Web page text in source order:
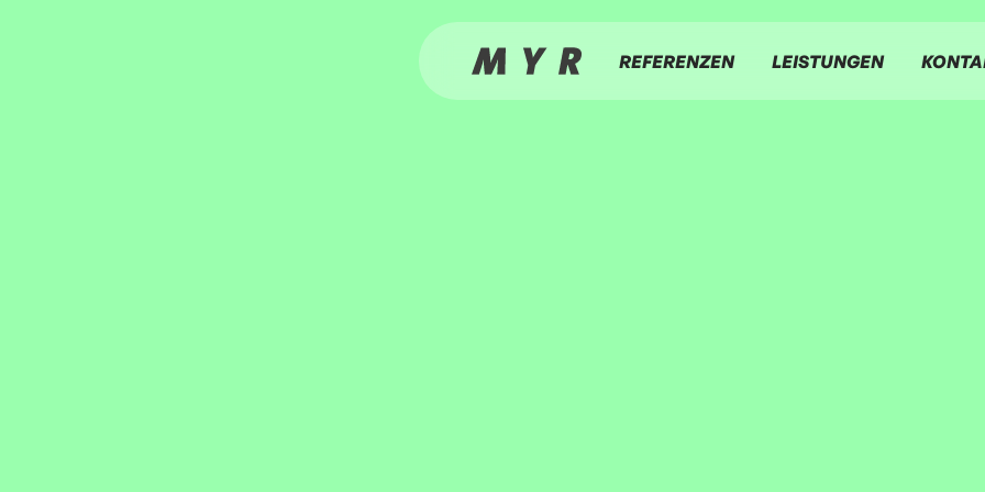
REFERENZEN LEISTUNGEN